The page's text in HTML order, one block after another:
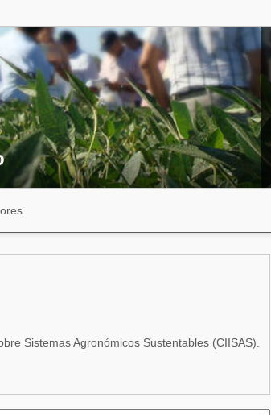
Sistemas Agronómicos Sustentables (CIISAS).